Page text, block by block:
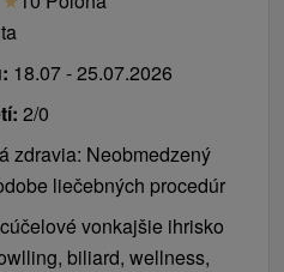
18.07 - 25.07.2026
2/0
zdravia: Neobmedzený
liečebných procedúr
vonkajšie ihrisko
biliard, wellness,